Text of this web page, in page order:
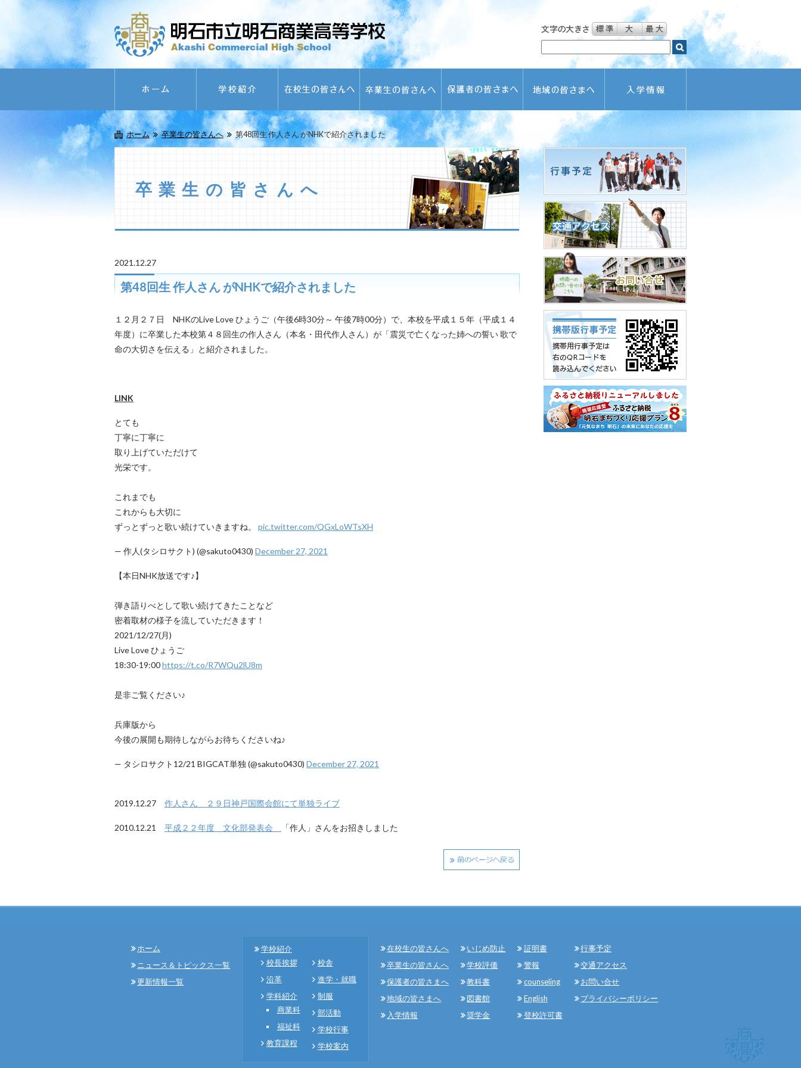
ホーム 卒業生の皆さんへ 第48回生 作人さん がNHKで紹介されました
卒業生の皆さんへ
2021.12.27
第48回生 作人さん がNHKで紹介されました
１２月２７日 NHKのLive Love ひょうご（午後6時30分～ 午後7時00分）で、本校を平成１５年（平成１４
年度）に卒業した本校第４８回生の作人さん（本名・田代作人さん）が「震災で亡くなった姉への誓い 歌で
命の大切さを伝える」と紹介されました。
LINK
とても
丁寧に丁寧に
取り上げていただけて
光栄です。
これまでも
これからも大切に
ずっとずっと歌い続けていきますね。 pic.twitter.com/QGxLoWTsXH
— 作人(タシロサクト) (@sakuto0430) December 27, 2021
【本日NHK放送です♪】
弾き語りべとして歌い続けてきたことなど
密着取材の様子を流していただきます！
2021/12/27(月)
Live Love ひょうご
18:30-19:00https://t.co/R7WQu2lU8m
是非ご覧ください♪
兵庫版から
今後の展開も期待しながらお待ちくださいね♪
— タシロサクト12/21 BIGCAT単独 (@sakuto0430) December 27, 2021
2019.12.27 作人さん ２９日神戸国際会館にて単独ライブ
2010.12.21 平成２２年度 文化部発表会 「作人」さんをお招きしました
ホーム
ニュース＆トピックス一覧
更新情報一覧
学校紹介
校長挨拶
沿革
学科紹介
商業科
福祉科
教育課程
校舎
進学・就職
制服
部活動
学校行事
学校案内
在校生の皆さんへ
卒業生の皆さんへ
保護者の皆さまへ
地域の皆さまへ
入学情報
いじめ防止
学校評価
教科書
図書館
奨学金
証明書
警報
counseling
English
登校許可書
行事予定
交通アクセス
お問い合せ
プライバシーポリシー